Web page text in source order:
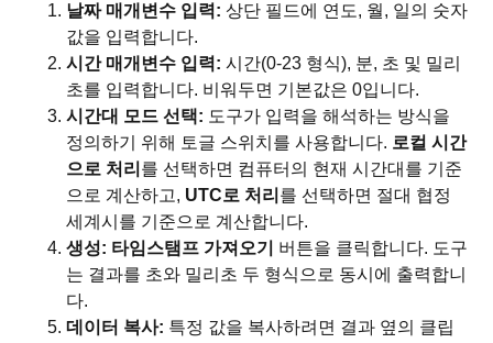
날짜 매개변수 입력: 상단 필드에 연도, 월, 일의 숫자
값을 입력합니다.
시간 매개변수 입력: 시간(0-23 형식), 분, 초 및 밀리
초를 입력합니다. 비워두면 기본값은 0입니다.
시간대 모드 선택: 도구가 입력을 해석하는 방식을
정의하기 위해 토글 스위치를 사용합니다. 로컬 시간
으로 처리 를 선택하면 컴퓨터의 현재 시간대를 기준
으로 계산하고, UTC로 처리 를 선택하면 절대 협정
세계시를 기준으로 계산합니다.
생성: 타임스탬프 가져오기
버튼을 클릭합니다. 도구
는 결과를 초와 밀리초 두 형식으로 동시에 출력합니
다.
데이터 복사: 특정 값을 복사하려면 결과 옆의 클립